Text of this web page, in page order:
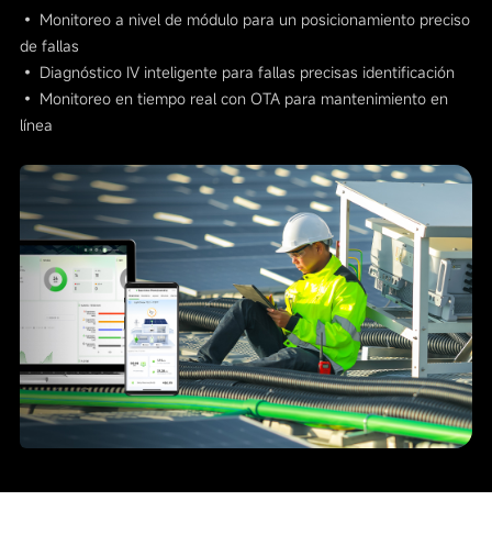
• Monitoreo a nivel de módulo para un posicionamiento preciso
de fallas
• Diagnóstico IV inteligente para fallas precisas identificación
• Monitoreo en tiempo real con OTA para mantenimiento en
línea